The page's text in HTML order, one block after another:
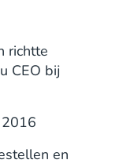
richtte
CEO bij
en